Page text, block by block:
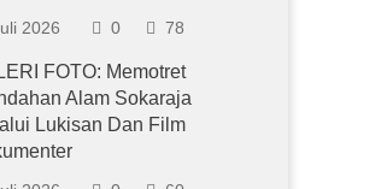
2026 0 78
FOTO: Memotret
Alam Sokaraja
Lukisan Dan Film